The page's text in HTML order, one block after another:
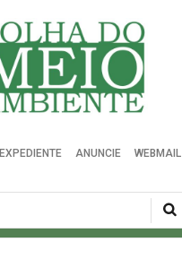
Folha do Meio Ambiente
EXPEDIENTE ANUNCIE WEBMAIL